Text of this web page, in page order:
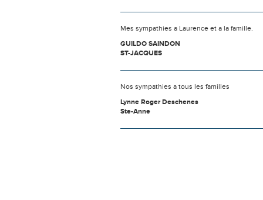
Mes sympathies a Laurence et a la famille.
GUILDO SAINDON
ST-JACQUES
Nos sympathies a tous les familles
Lynne Roger Deschenes
Ste-Anne